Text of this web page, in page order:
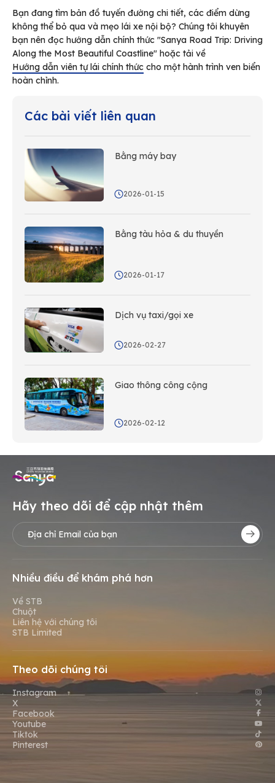
Bạn đang tìm bản đồ tuyến đường chi tiết, các điểm dừng
không thể bỏ qua và mẹo lái xe nội bộ? Chúng tôi khuyên
bạn nên đọc hướng dẫn chính thức "Sanya Road Trip: Driving
Along the Most Beautiful Coastline" hoặc tải về
Hướng dẫn viên tự lái chính thức cho một hành trình ven biển
hoàn chỉnh.
Các bài viết liên quan
Bằng máy bay
2026-01-15
Bằng tàu hỏa & du thuyền
2026-01-17
Dịch vụ taxi/gọi xe
2026-02-27
Giao thông công cộng
2026-02-12
Hãy theo dõi để cập nhật thêm
Nhiều điều để khám phá hơn
Về STB
Chuột
Liên hệ với chúng tôi
STB Limited
Theo dõi chúng tôi
Instagram
X
Facebook
Youtube
Tiktok
Pinterest